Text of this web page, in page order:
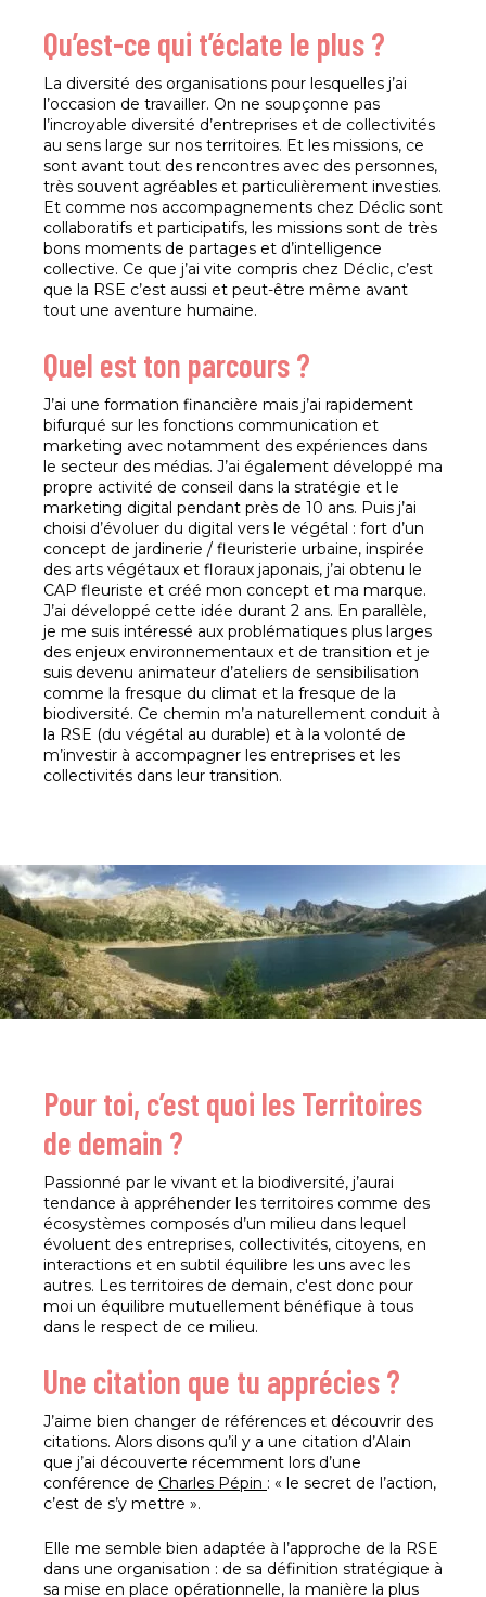
Qu’est-ce qui t’éclate le plus ?
La diversité des organisations pour lesquelles j’ai
l’occasion de travailler. On ne soupçonne pas
l’incroyable diversité d’entreprises et de collectivités
au sens large sur nos territoires. Et les missions, ce
sont avant tout des rencontres avec des personnes,
très souvent agréables et particulièrement investies.
Et comme nos accompagnements chez Déclic sont
collaboratifs et participatifs, les missions sont de très
bons moments de partages et d’intelligence
collective. Ce que j’ai vite compris chez Déclic, c’est
que la RSE c’est aussi et peut-être même avant
tout une aventure humaine.
Quel est ton parcours ?
J’ai une formation financière mais j’ai rapidement
bifurqué sur les fonctions communication et
marketing avec notamment des expériences dans
le secteur des médias. J’ai également développé ma
propre activité de conseil dans la stratégie et le
marketing digital pendant près de 10 ans. Puis j’ai
choisi d’évoluer du digital vers le végétal : fort d’un
concept de jardinerie / fleuristerie urbaine, inspirée
des arts végétaux et floraux japonais, j’ai obtenu le
CAP fleuriste et créé mon concept et ma marque.
J’ai développé cette idée durant 2 ans. En parallèle,
je me suis intéressé aux problématiques plus larges
des enjeux environnementaux et de transition et je
suis devenu animateur d’ateliers de sensibilisation
comme la fresque du climat et la fresque de la
biodiversité. Ce chemin m’a naturellement conduit à
la RSE (du végétal au durable) et à la volonté de
m’investir à accompagner les entreprises et les
collectivités dans leur transition.
Pour toi, c’est quoi les Territoires
de demain ?
Passionné par le vivant et la biodiversité, j’aurai
tendance à appréhender les territoires comme des
écosystèmes composés d’un milieu dans lequel
évoluent des entreprises, collectivités, citoyens, en
interactions et en subtil équilibre les uns avec les
autres. Les territoires de demain, c'est donc pour
moi un équilibre mutuellement bénéfique à tous
dans le respect de ce milieu.
Une citation que tu apprécies ?
J’aime bien changer de références et découvrir des
citations. Alors disons qu’il y a une citation d’Alain
que j’ai découverte récemment lors d’une
conférence de Charles Pépin : « le secret de l’action,
c’est de s’y mettre ».
Elle me semble bien adaptée à l’approche de la RSE
dans une organisation : de sa définition stratégique à
sa mise en place opérationnelle, la manière la plus